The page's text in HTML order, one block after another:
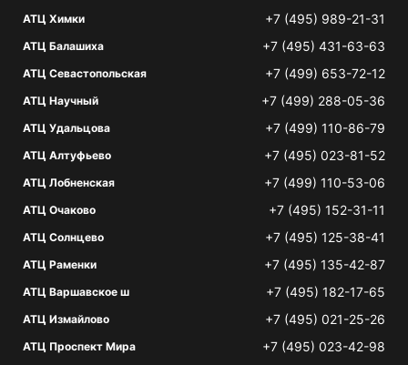
АТЦ Химки +7 (495) 989-21-31
АТЦ Балашиха +7 (495) 431-63-63
АТЦ Севастопольская +7 (499) 653-72-12
АТЦ Научный +7 (499) 288-05-36
АТЦ Удальцова +7 (499) 110-86-79
АТЦ Алтуфьево +7 (495) 023-81-52
АТЦ Лобненская +7 (499) 110-53-06
АТЦ Очаково +7 (495) 152-31-11
АТЦ Солнцево +7 (495) 125-38-41
АТЦ Раменки +7 (495) 135-42-87
АТЦ Варшавское ш +7 (495) 182-17-65
АТЦ Измайлово +7 (495) 021-25-26
АТЦ Проспект Мира +7 (495) 023-42-98